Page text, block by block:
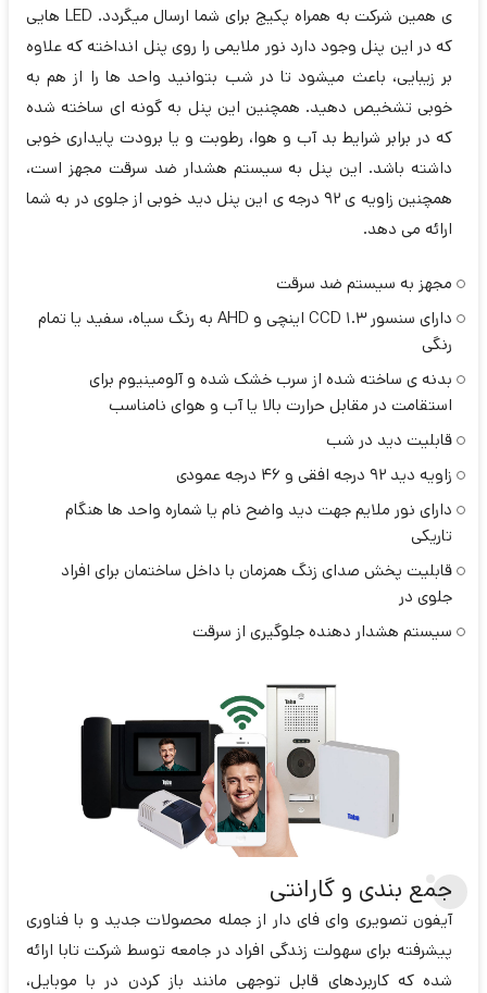
ی همین شرکت به همراه پکیج برای شما ارسال میگردد. LED هایی
که در این پنل وجود دارد نور ملایمی را روی پنل انداخته که علاوه
بر زیبایی، باعث میشود تا در شب بتوانید واحد ها را از هم به
خوبی تشخیص دهید. همچنین این پنل به گونه ای ساخته شده
که در برابر شرایط بد آب و هوا، رطوبت و یا برودت پایداری خوبی
داشته باشد. این پنل به سیستم هشدار ضد سرقت مجهز است،
همچنین زاویه ی 92 درجه ی این پنل دید خوبی از جلوی در به شما
ارائه می دهد.
مجهز به سیستم ضد سرقت
دارای سنسور CCD 1.3 اینچی و AHD به رنگ سیاه، سفید یا تمام
رنگی
بدنه ی ساخته شده از سرب خشک شده و آلومینیوم برای
استقامت در مقابل حرارت بالا یا آب و هوای نامناسب
قابلیت دید در شب
زاویه دید 92 درجه افقی و 46 درجه عمودی
دارای نور ملایم جهت دید واضح نام یا شماره واحد ها هنگام
تاریکی
قابلیت پخش صدای زنگ همزمان با داخل ساختمان برای افراد
جلوی در
سیستم هشدار دهنده جلوگیری از سرقت
جمع بندی و گارانتی
آیفون تصویری وای فای دار از جمله محصولات جدید و با فناوری
پیشرفته برای سهولت زندگی افراد در جامعه توسط شرکت تابا ارائه
شده که کاربردهای قابل توجهی مانند باز کردن در با موبایل،